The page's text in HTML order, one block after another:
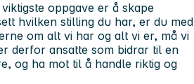
oppgave er å skape
hvilken stilling du har, er du med
om alt vi har og alt vi er, må vi
derfor ansatte som bidrar til en
og ha mot til å handle riktig og